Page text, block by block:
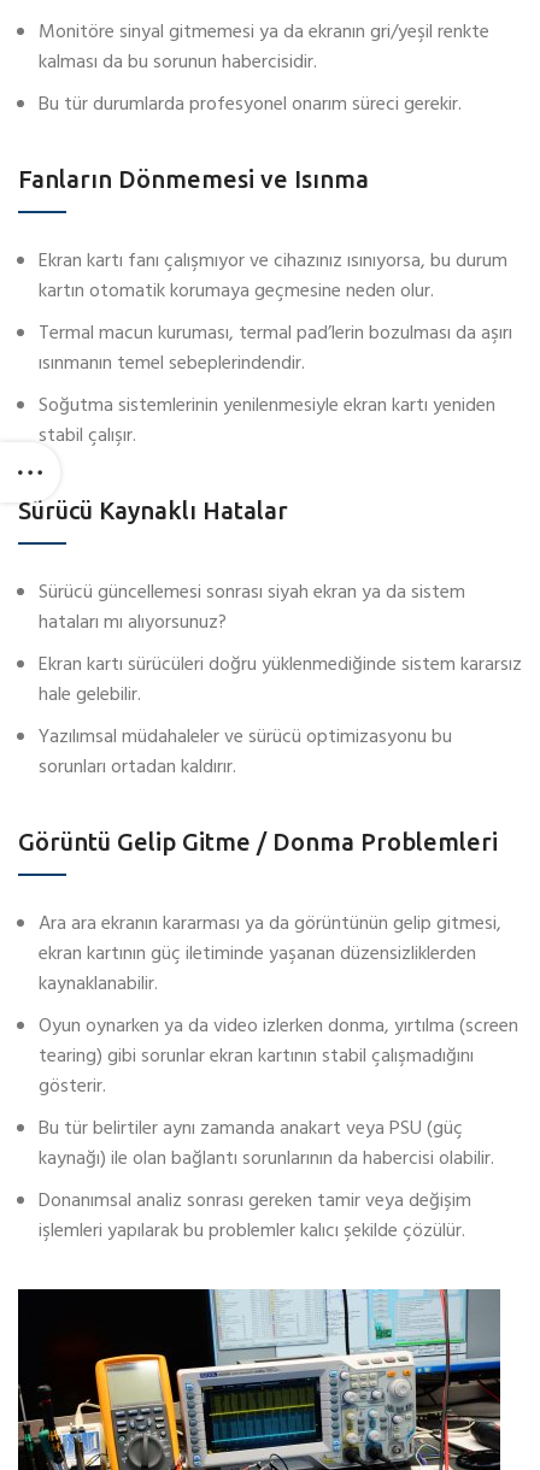
Monitöre sinyal gitmemesi ya da ekranın gri/yeşil renkte
kalması da bu sorunun habercisidir.
Bu tür durumlarda profesyonel onarım süreci gerekir.
Fanların Dönmemesi ve Isınma
Ekran kartı fanı çalışmıyor ve cihazınız ısınıyorsa, bu durum
kartın otomatik korumaya geçmesine neden olur.
Termal macun kuruması, termal pad’lerin bozulması da aşırı
ısınmanın temel sebeplerindendir.
Soğutma sistemlerinin yenilenmesiyle ekran kartı yeniden
stabil çalışır.
Sürücü Kaynaklı Hatalar
Sürücü güncellemesi sonrası siyah ekran ya da sistem
hataları mı alıyorsunuz?
Ekran kartı sürücüleri doğru yüklenmediğinde sistem kararsız
hale gelebilir.
Yazılımsal müdahaleler ve sürücü optimizasyonu bu
sorunları ortadan kaldırır.
Görüntü Gelip Gitme / Donma Problemleri
Ara ara ekranın kararması ya da görüntünün gelip gitmesi,
ekran kartının güç iletiminde yaşanan düzensizliklerden
kaynaklanabilir.
Oyun oynarken ya da video izlerken donma, yırtılma (screen
tearing) gibi sorunlar ekran kartının stabil çalışmadığını
gösterir.
Bu tür belirtiler aynı zamanda anakart veya PSU (güç
kaynağı) ile olan bağlantı sorunlarının da habercisi olabilir.
Donanımsal analiz sonrası gereken tamir veya değişim
işlemleri yapılarak bu problemler kalıcı şekilde çözülür.